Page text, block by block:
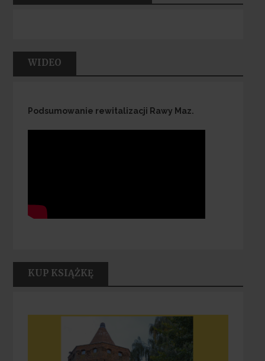
WIDEO
Podsumowanie rewitalizacji Rawy Maz.
KUP KSIĄŻKĘ